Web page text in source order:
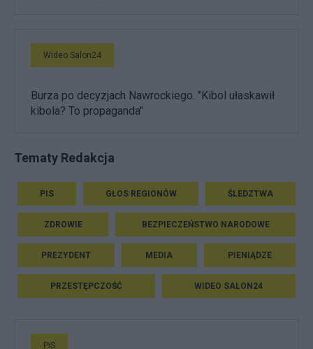
Wideo Salon24
Burza po decyzjach Nawrockiego. "Kibol ułaskawił
kibola? To propaganda"
Tematy Redakcja
PIS GŁOS REGIONÓW ŚLEDZTWA
ZDROWIE BEZPIECZEŃSTWO NARODOWE
PREZYDENT MEDIA PIENIĄDZE
PRZESTĘPCZOŚĆ WIDEO SALON24
PiS